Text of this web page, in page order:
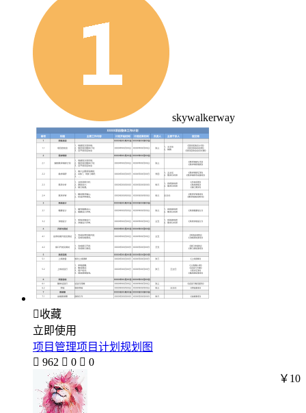
skywalkerway
收藏
立即使用
项目管理项目计划规划图
 962  0  0
￥10